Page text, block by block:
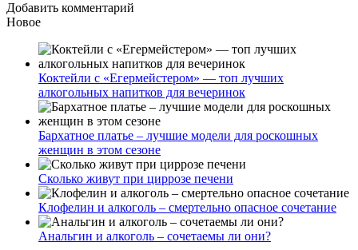
Добавить комментарий
Новое
Коктейли с «Егермейстером» — топ лучших
алкогольных напитков для вечеринок
Бархатное платье – лучшие модели для роскошных
женщин в этом сезоне
Сколько живут при циррозе печени
Клофелин и алкоголь – смертельно опасное сочетание
Анальгин и алкоголь – сочетаемы ли они?